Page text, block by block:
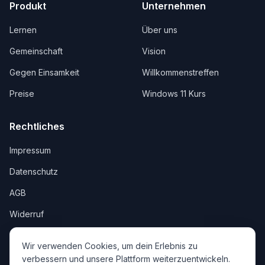
Produkt
Lernen
Gemeinschaft
Gegen Einsamkeit
Preise
Unternehmen
Über uns
Vision
Willkommenstreffen
Windows 11 Kurs
Rechtliches
Impressum
Datenschutz
AGB
Widerruf
Wir verwenden Cookies, um dein Erlebnis zu
verbessern und unsere Plattform weiterzuentwickeln.